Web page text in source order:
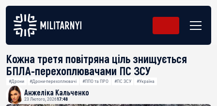
Кожна третя повітряна ціль знищується
БПЛА-перехоплювачами ПС ЗСУ
#Дрони #Дрони-перехоплювачі #ППО та ПРО #ПС ЗСУ #Україна
Анжеліка Кальченко
23 Лютого, 202617:48